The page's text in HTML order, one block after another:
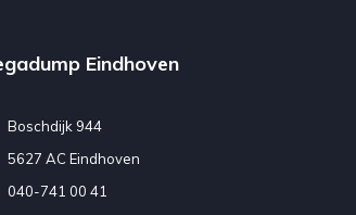
Eindhoven
Boschdijk 944
5627 AC Eindhoven
040-741 00 41